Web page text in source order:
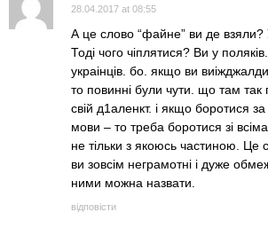
28.04.2017 at 08:55
А це слово “файне” ви де
Тодi чого чiплятися? Ви у
украiнцiв. бо. якщо ви
то повиннi були чути. що там так
свiй д1аленкт. i якщо боротися за
мови – то треба боротися зi
не тiльки з якоюсь частиною. Це
ви зовсiм неграмотнi i дуже
ними можна назвати.
відповісти